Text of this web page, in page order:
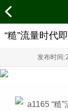
“糙”流量时代
发布时间: